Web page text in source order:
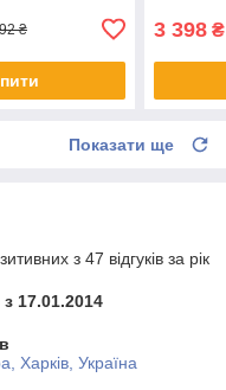
₴ 3 398 ₴
Показати ще
з 47 відгуків за рік
17.01.2014
Харків, Україна